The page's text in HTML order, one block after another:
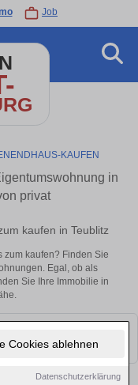
Cookies ablehnen
Datenschutzerklärung
Job
KAUFEN
in
privat
kaufen in Teublitz
zum kaufen? Finden Sie
Egal, ob als
Sie Ihre Immobilie in
finden. Schauen Sie